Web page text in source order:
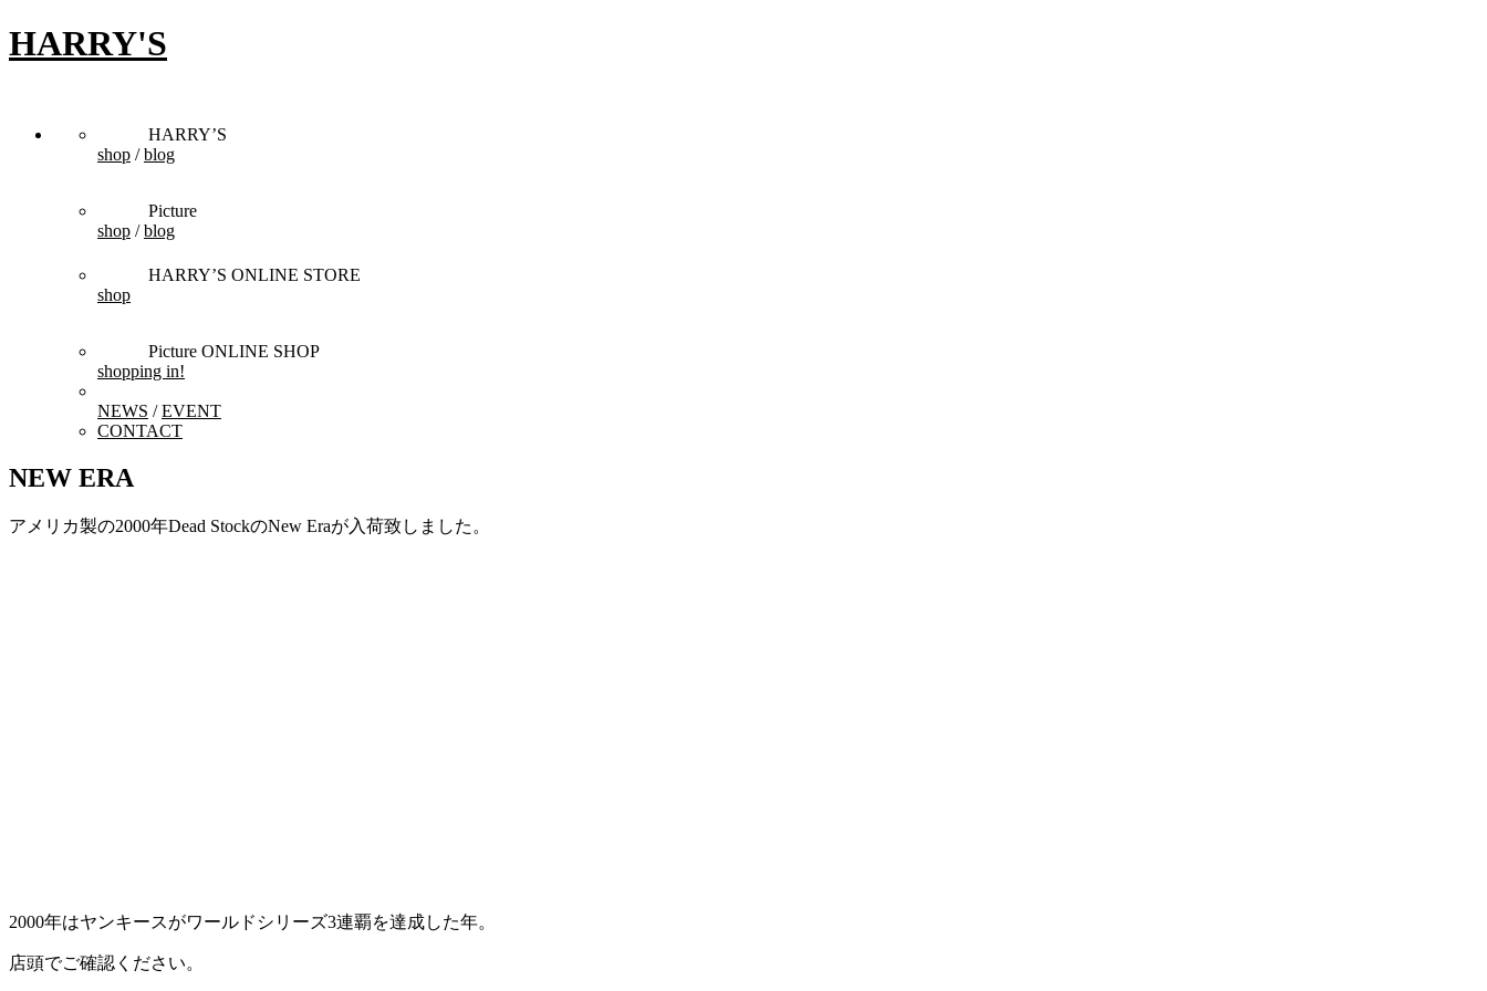
HARRY'S
HARRY’S
shop /blog
Picture
shop /blog
HARRY’S ONLINE STORE
shop
Picture ONLINE SHOP
shopping in!
NEWS /EVENT
CONTACT
NEW ERA
アメリカ製の2000年Dead StockのNew Eraが入荷致しました。
2000年はヤンキースがワールドシリーズ3連覇を達成した年。
店頭でご確認ください。